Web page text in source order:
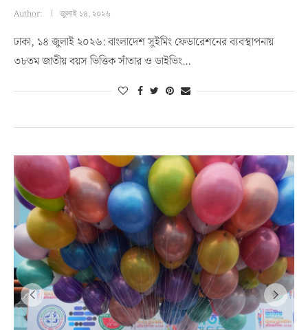
Author: জুলাই ১৪, ২০২৬
ঢাকা, ১৪ জুলাই ২০২৬: বাংলাদেশ সুইমিং ফেডারেশনের ব্যবস্থাপনায়
৩৮তম জাতীয় বয়স ভিত্তিক সাঁতার ও ডাইভিং…